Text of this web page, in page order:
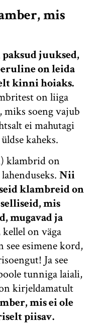
mis
juuksed,
on leida
kinni hoiaks.
on liiga
miks soeng vajub
ei mahutagi
kaheks.
klambrid on
Nii
klambreid on
mis
mugavad ja
on väga
see esimene kord,
Ja see
tunniga laiali,
kirjeldamatult
mis ei ole
piisav.